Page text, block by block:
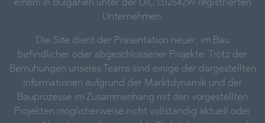
einem in Bulgarien unter der UIC 131254299 registrierten
Unternehmen.
Die Site dient der Präsentation neuer, im Bau
befindlicher oder abgeschlossener Projekte. Trotz der
Bemühungen unseres Teams sind einige der dargestellten
Informationen aufgrund der Marktdynamik und der
Bauprozesse im Zusammenhang mit den vorgestellten
Projekten möglicherweise nicht vollständig aktuell oder